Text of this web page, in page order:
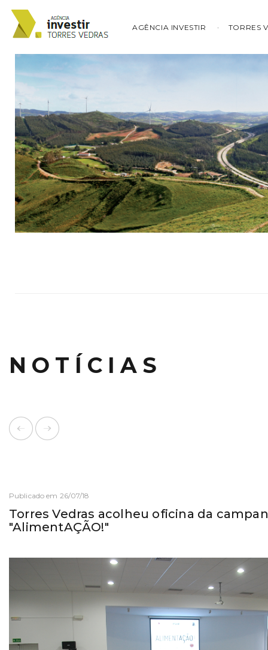
AGÊNCIA INVESTIR TORRES
NOTÍCIAS
Publicado em 26/07/18
Torres Vedras acolheu oficina da
"AlimentAÇÃO!"